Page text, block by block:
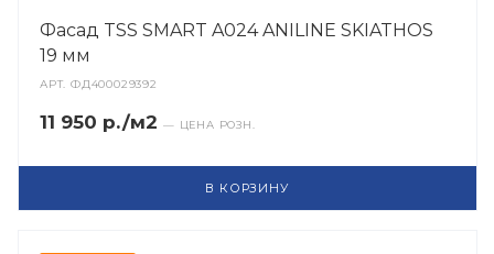
Фасад TSS SMART A024 ANILINE SKIATHOS
19 мм
АРТ.ФД400029392
11 950 р./м2 — ЦЕНА РОЗН.
В КОРЗИНУ